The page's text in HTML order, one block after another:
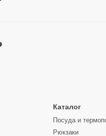
Каталог
Посуда и
Рюкзаки